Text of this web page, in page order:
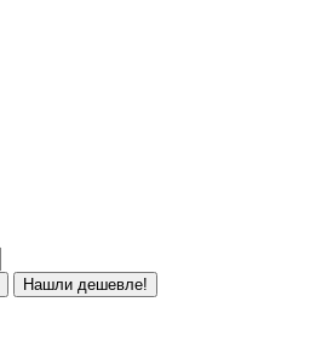
Нашли дешевле!